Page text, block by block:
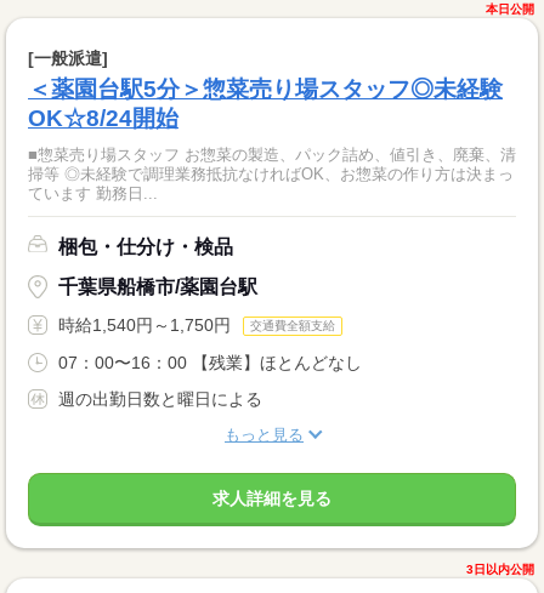
本日公開
[一般派遣]
＜薬園台駅5分＞惣菜売り場スタッフ◎未経験
OK☆8/24開始
■惣菜売り場スタッフ お惣菜の製造、パック詰め、値引き、廃棄、清
掃等 ◎未経験で調理業務抵抗なければOK、お惣菜の作り方は決まっ
ています 勤務日...
梱包・仕分け・検品
千葉県船橋市/薬園台駅
時給1,540円～1,750円 交通費全額支給
07：00〜16：00 【残業】ほとんどなし
週の出勤日数と曜日による
もっと見る
求人詳細を見る
3日以内公開